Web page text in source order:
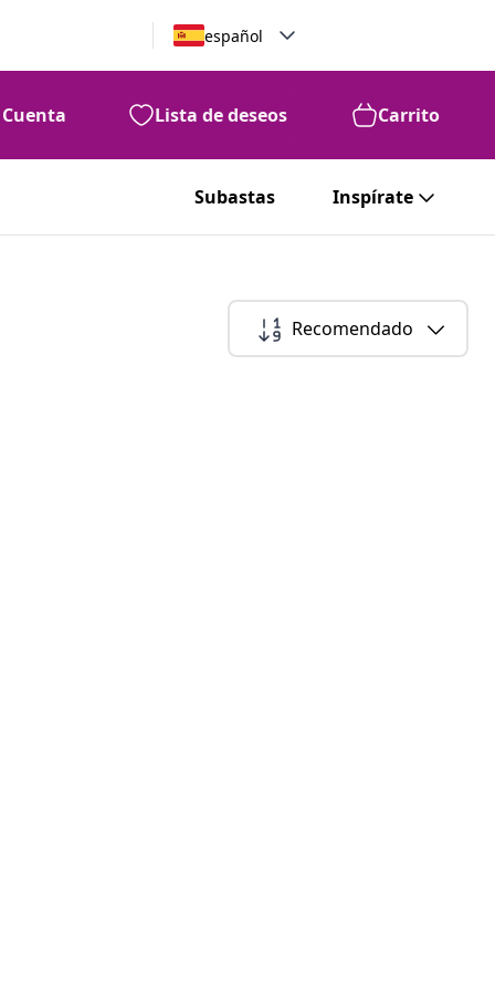
español
Cuenta Lista de deseos Carrito
Subastas Inspírate
Recomendado